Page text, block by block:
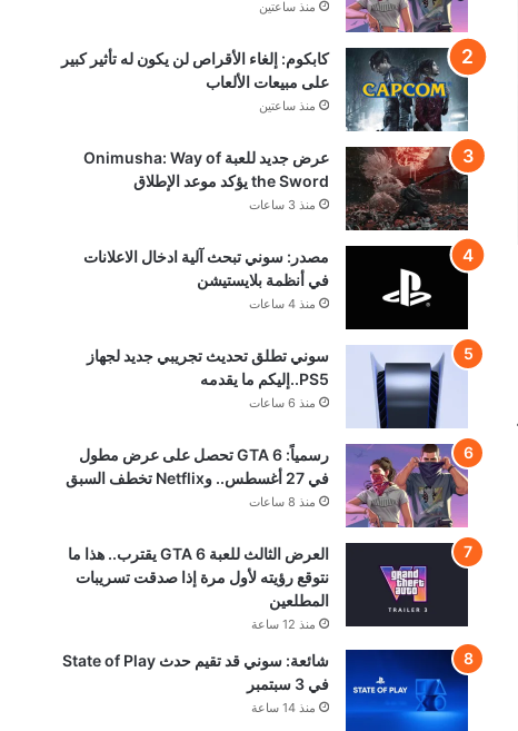
منذ ساعتين
كابكوم: إلغاء الأقراص لن يكون له تأثير كبير
على مبيعات الألعاب
منذ ساعتين
عرض جديد للعبة Onimusha: Way of
the Sword يؤكد موعد الإطلاق
منذ 3 ساعات
مصدر: سوني تبحث آلية ادخال الاعلانات
في أنظمة بلايستيشن
منذ 4 ساعات
سوني تطلق تحديث تجريبي جديد لجهاز
PS5..إليكم ما يقدمه
منذ 6 ساعات
رسمياً: GTA 6 تحصل على عرض مطول
في 27 أغسطس.. وNetflix تخطف السبق
منذ 8 ساعات
العرض الثالث للعبة GTA 6 يقترب.. هذا ما
نتوقع رؤيته لأول مرة إذا صدقت تسريبات
المطلعين
منذ 12 ساعة
شائعة: سوني قد تقيم حدث State of Play
في 3 سبتمبر
منذ 14 ساعة